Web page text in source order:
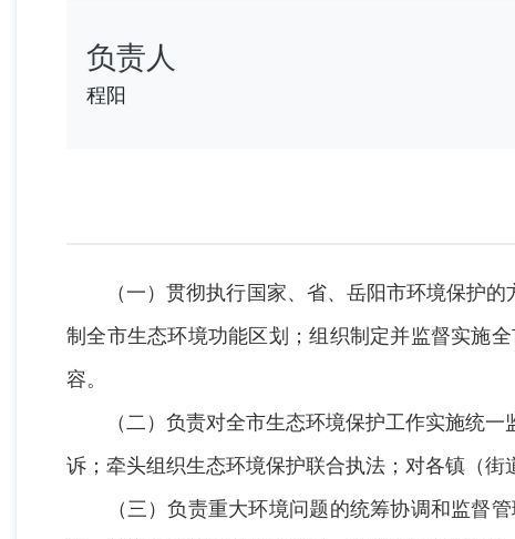
负责人
程阳
（一）贯彻执行国家、省、岳阳市环境保护的
制全市生态环境功能区划；组织制定并监督实施
容。
（二）负责对全市生态环境保护工作实施统一
诉；牵头组织生态环境保护联合执法；对各镇（街
（三）负责重大环境问题的统筹协调和监督管